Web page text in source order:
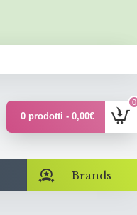
0 prodotti - 0,00€
0
Brands